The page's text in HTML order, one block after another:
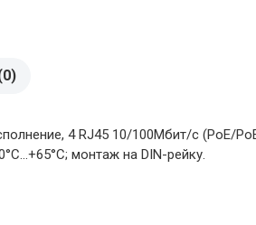
4 RJ45 10/100Мбит/с (PoE/
монтаж на DIN-рейку.